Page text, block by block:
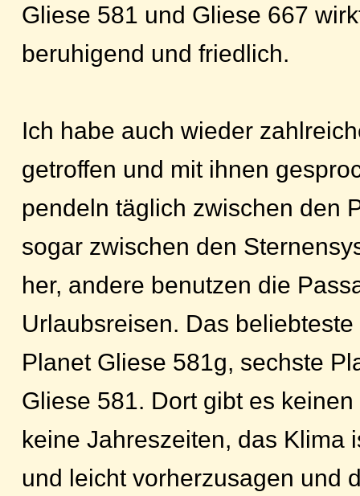
Gliese 581 und Gliese 667
beruhigend und friedlich.
Ich habe auch wieder
getroffen und mit ihnen
pendeln täglich zwischen den
sogar zwischen den
her, andere benutzen die
Urlaubsreisen. Das
Planet Gliese 581g, sechste
Gliese 581. Dort gibt es
keine Jahreszeiten, das Klima
und leicht vorherzusagen und